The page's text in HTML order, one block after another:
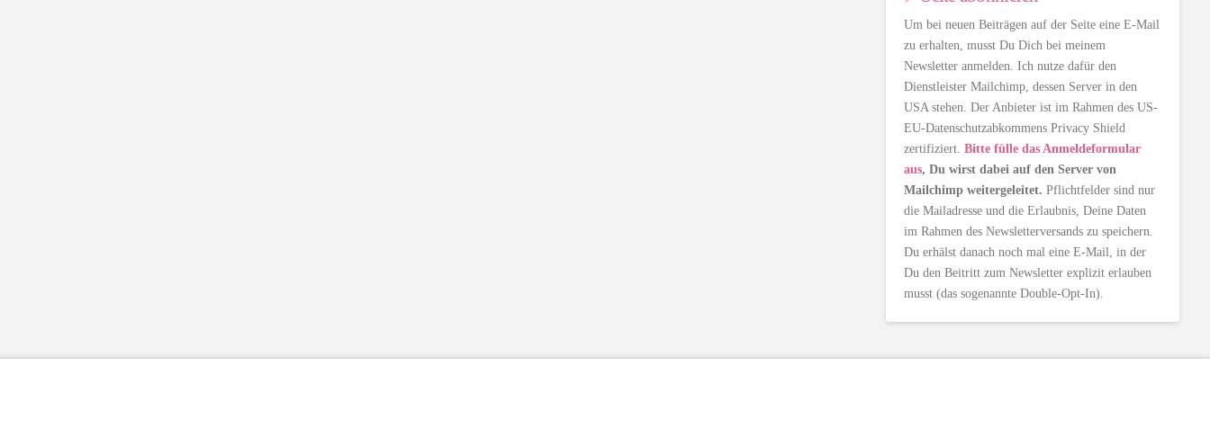
Um bei neuen Beiträgen auf der Seite eine E-Mail
zu erhalten, musst Du Dich bei meinem
Newsletter anmelden. Ich nutze dafür den
Dienstleister Mailchimp, dessen Server in den
USA stehen. Der Anbieter ist im Rahmen des US-
EU-Datenschutzabkommens Privacy Shield
zertifiziert.Bitte fülle das Anmeldeformular
aus, Du wirst dabei auf den Server von
Mailchimp weitergeleitet. Pflichtfelder sind nur
die Mailadresse und die Erlaubnis, Deine Daten
im Rahmen des Newsletterversands zu speichern.
Du erhälst danach noch mal eine E-Mail, in der
Du den Beitritt zum Newsletter explizit erlauben
musst (das sogenannte Double-Opt-In).